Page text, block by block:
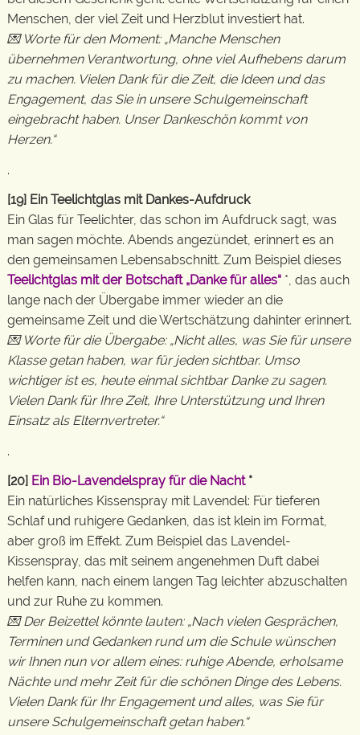
Menschen, der viel Zeit und Herzblut investiert hat.
💌 Worte für den Moment: „Manche Menschen
übernehmen Verantwortung, ohne viel Aufhebens darum
zu machen. Vielen Dank für die Zeit, die Ideen und das
Engagement, das Sie in unsere Schulgemeinschaft
eingebracht haben. Unser Dankeschön kommt von
Herzen.“
.
[19] Ein Teelichtglas mit Dankes-Aufdruck
Ein Glas für Teelichter, das schon im Aufdruck sagt, was
man sagen möchte. Abends angezündet, erinnert es an
den gemeinsamen Lebensabschnitt. Zum Beispiel dieses
Teelichtglas mit der Botschaft „Danke für alles“ *, das auch
lange nach der Übergabe immer wieder an die
gemeinsame Zeit und die Wertschätzung dahinter erinnert.
💌 Worte für die Übergabe: „Nicht alles, was Sie für unsere
Klasse getan haben, war für jeden sichtbar. Umso
wichtiger ist es, heute einmal sichtbar Danke zu sagen.
Vielen Dank für Ihre Zeit, Ihre Unterstützung und Ihren
Einsatz als Elternvertreter.“
.
[20] Ein Bio-Lavendelspray für die Nacht*
Ein natürliches Kissenspray mit Lavendel: Für tieferen
Schlaf und ruhigere Gedanken, das ist klein im Format,
aber groß im Effekt. Zum Beispiel das Lavendel-
Kissenspray, das mit seinem angenehmen Duft dabei
helfen kann, nach einem langen Tag leichter abzuschalten
und zur Ruhe zu kommen.
💌 Der Beizettel könnte lauten: „Nach vielen Gesprächen,
Terminen und Gedanken rund um die Schule wünschen
wir Ihnen nun vor allem eines: ruhige Abende, erholsame
Nächte und mehr Zeit für die schönen Dinge des Lebens.
Vielen Dank für Ihr Engagement und alles, was Sie für
unsere Schulgemeinschaft getan haben.“